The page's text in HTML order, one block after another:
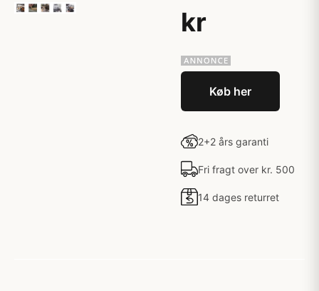
kr
Køb her
2+2 års garanti
Fri fragt over kr. 500
14 dages returret